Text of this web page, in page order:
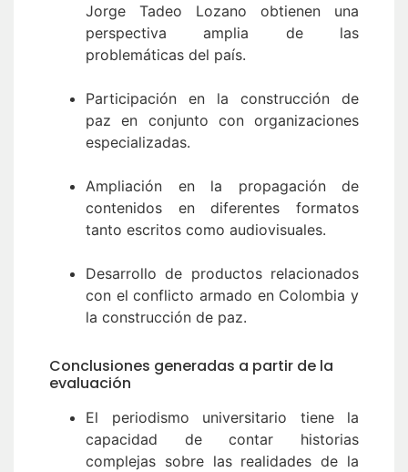
Jorge Tadeo Lozano obtienen una
perspectiva amplia de las
problemáticas del país.
Participación en la construcción de
paz en conjunto con organizaciones
especializadas.
Ampliación en la propagación de
contenidos en diferentes formatos
tanto escritos como audiovisuales.
Desarrollo de productos relacionados
con el conflicto armado en Colombia y
la construcción de paz.
Conclusiones generadas a partir de la
evaluación
El periodismo universitario tiene la
capacidad de contar historias
complejas sobre las realidades de la